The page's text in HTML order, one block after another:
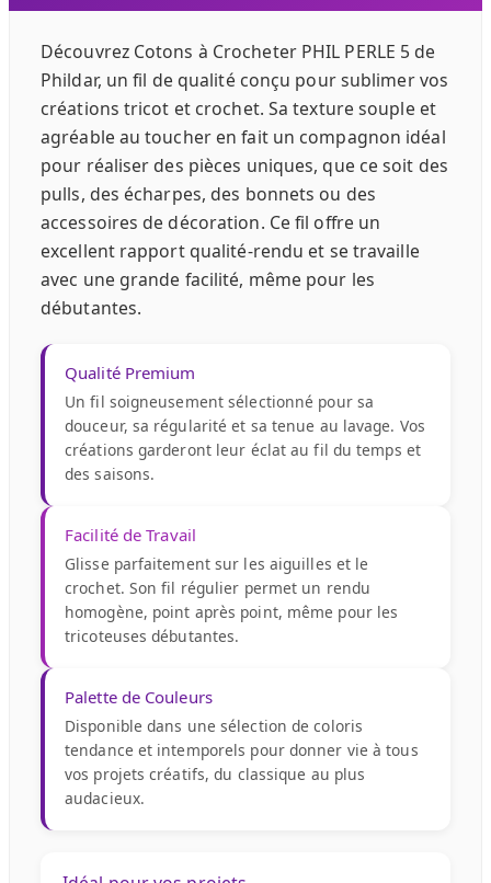
Découvrez Cotons à Crocheter PHIL PERLE 5 de
Phildar, un fil de qualité conçu pour sublimer vos
créations tricot et crochet. Sa texture souple et
agréable au toucher en fait un compagnon idéal
pour réaliser des pièces uniques, que ce soit des
pulls, des écharpes, des bonnets ou des
accessoires de décoration. Ce fil offre un
excellent rapport qualité-rendu et se travaille
avec une grande facilité, même pour les
débutantes.
Qualité Premium
Un fil soigneusement sélectionné pour sa
douceur, sa régularité et sa tenue au lavage. Vos
créations garderont leur éclat au fil du temps et
des saisons.
Facilité de Travail
Glisse parfaitement sur les aiguilles et le
crochet. Son fil régulier permet un rendu
homogène, point après point, même pour les
tricoteuses débutantes.
Palette de Couleurs
Disponible dans une sélection de coloris
tendance et intemporels pour donner vie à tous
vos projets créatifs, du classique au plus
audacieux.